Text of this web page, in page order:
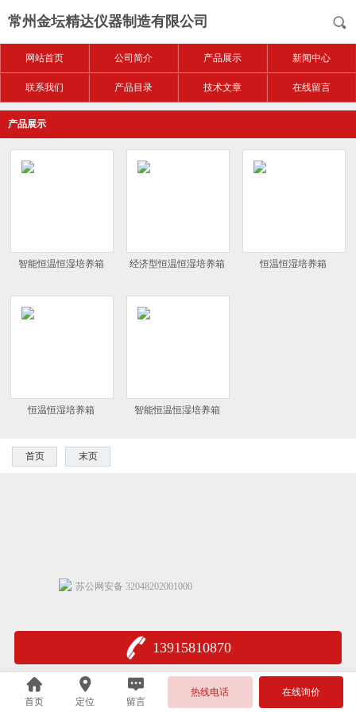
常州金坛精达仪器制造有限公司
网站首页 公司简介 产品展示 新闻中心
联系我们 产品目录 技术文章 在线留言
产品展示
智能恒温恒湿培养箱 经济型恒温恒湿培养箱 恒温恒湿培养箱
恒温恒湿培养箱 智能恒温恒湿培养箱
首页 末页
13915810870
首页 定位 留言
热线电话 在线询价
苏公网安备 32048202001000